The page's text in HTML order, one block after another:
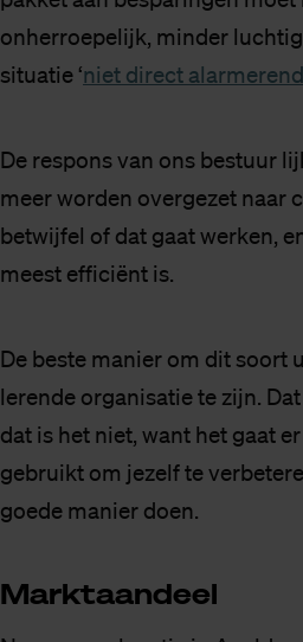
onherroepelijk, minder
situatie ‘niet direct
De respons van ons bestuur
meer worden overgezet naar
betwijfel of dat gaat werken,
meest efficiënt is.
De beste manier om dit soort
lerende organisatie te zijn.
dat is het niet, want het gaat
gebruikt om jezelf te
goede manier doen.
Markt­aan­deel